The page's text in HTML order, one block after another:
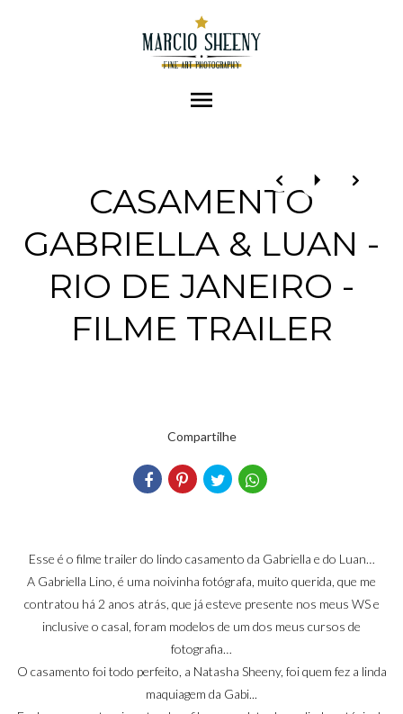
menu
CASAMENTO
GABRIELLA & LUAN -
RIO DE JANEIRO -
FILME TRAILER
Compartilhe
Esse é o filme trailer do lindo casamento da Gabriella e do Luan…
A Gabriella Lino, é uma noivinha fotógrafa, muito querida, que me
contratou há 2 anos atrás, que já esteve presente nos meus WS e
inclusive o casal, foram modelos de um dos meus cursos de
fotografia…
O casamento foi todo perfeito, a Natasha Sheeny, foi quem fez a linda
maquiagem da Gabi...